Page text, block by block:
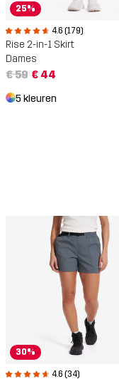
25%
4.6 (179)
Rise 2-in-1 Skirt
Dames
€ 59 € 44
5 kleuren
30%
4.6 (34)